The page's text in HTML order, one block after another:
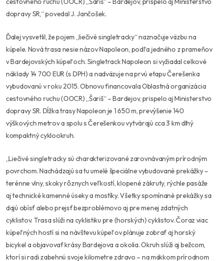
dopravy SR,“ povedal J. Jančošek.
Ďalej vysvetlil, že pojem „liečivé singletracky“ naznačuje väzbu na
kúpele. Nová trasa nesie názov Napoleon, podľa jedného z prameňov
v Bardejovských kúpeľoch. Singletrack Napoleon si vyžiadal celkové
náklady 14 700 EUR (s DPH) a nadväzuje na prvú etapu Čerešenka
vybudovanú v roku 2015. Obnovu financovala Oblastná organizácia
cestovného ruchu (OOCR) „Šariš“ – Bardejov, prispelo aj Ministerstvo
dopravy SR. Dĺžka trasy Napoleon je 1 650 m, prevýšenie 140
výškových metrov a spolu s Čerešenkou vytvárajú cca 3 km dlhý
kompaktný cyklookruh.
,,Liečivé singletracky sú charakterizované zarovnávaným prírodným
povrchom. Nachádzajú sa tu umelé špeciálne vybudované prekážky –
terénne vlny, skoky rôznych veľkostí, klopené zákruty, rýchle pasáže
aj technické kamenné úseky a mostíky. Všetky spomínané prekážky sa
dajú obísť alebo prejsť bezproblémovo aj pre menej zdatných
cyklistov. Trasa slúži na cyklistiku pre (horských) cyklistov. Čoraz viac
kúpeľných hostí si na návštevu kúpeľov plánuje zobrať aj horský
bicykel a objavovať krásy Bardejova a okolia. Okruh slúži aj bežcom,
ktorí si radi zabehnú svoje kilometre zdravo – na mäkkom prírodnom